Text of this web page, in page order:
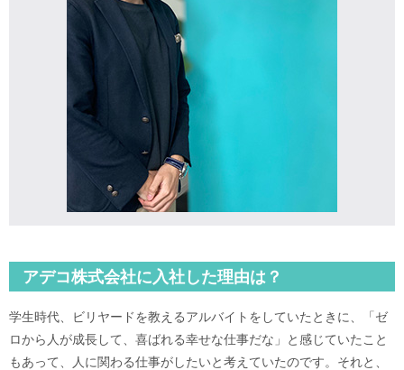
アデコ株式会社に入社した理由は？
学生時代、ビリヤードを教えるアルバイトをしていたときに、「ゼ
ロから人が成長して、喜ばれる幸せな仕事だな」と感じていたこと
もあって、人に関わる仕事がしたいと考えていたのです。それと、